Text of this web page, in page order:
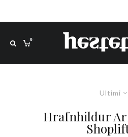
0
Ultimi
Hrafnhildur